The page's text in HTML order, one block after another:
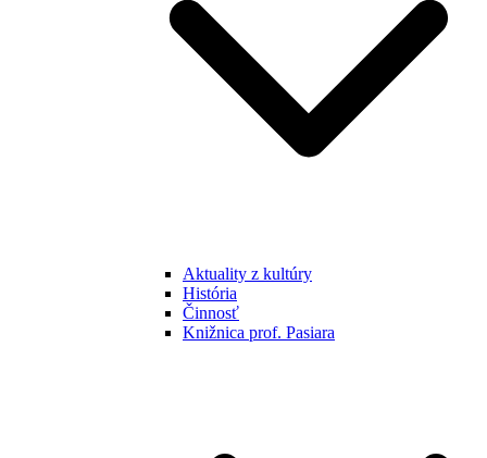
Aktuality z kultúry
História
Činnosť
Knižnica prof. Pasiara